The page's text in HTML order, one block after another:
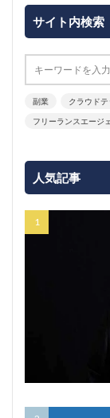
サイト内検索
副業 クラウドテ
フリーランスエージ
人気記事